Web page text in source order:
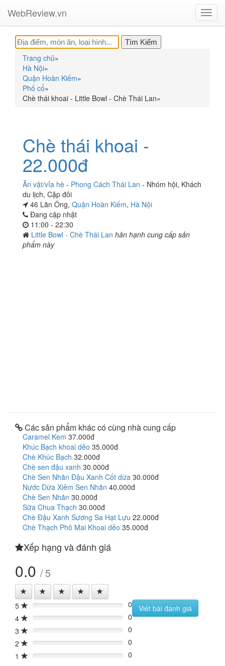
WebReview.vn
Trang chủ»
Hà Nội»
Quận Hoàn Kiếm»
Phố cổ»
Chè thái khoai - Little Bowl - Chè Thái Lan»
Chè thái khoai -
22.000đ
Ăn vặt/vỉa hè - Phong Cách Thái Lan - Nhóm hội, Khách
du lịch, Cặp đôi
46 Lãn Ông, Quận Hoàn Kiếm, Hà Nội
Đang cập nhật
11:00 - 22:30
Little Bowl - Chè Thái Lan hân hạnh cung cấp sản
phẩm này
Các sản phẩm khác có cùng nhà cung cấp
Caramel Kem 37.000đ
Khúc Bạch khoai dẻo 35.000đ
Chè Khúc Bạch 32.000đ
Chè sen đậu xanh 30.000đ
Chè Sen Nhãn Đậu Xanh Cốt dừa 30.000đ
Nước Dừa Xiêm Sen Nhãn 40.000đ
Chè Sen Nhãn 30.000đ
Sữa Chua Thạch 30.000đ
Chè Đậu Xanh Sương Sa Hạt Lựu 22.000đ
Chè Thạch Phô Mai Khoai dẻo 35.000đ
Xếp hạng và đánh giá
0.0 / 5
5 0%
0
4
0%
0
3
0%
0
2
0%
0
1
0% 0
Viết bài đánh giá